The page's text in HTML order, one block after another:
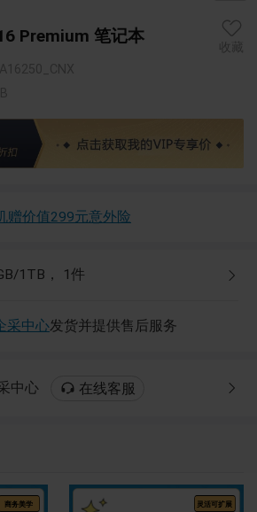
Premium 笔记本
收藏
赠价值299元意外险
1TB， 1件
采中心发货并提供售后服务
中心 在线客服
商务美学 灵活可扩展